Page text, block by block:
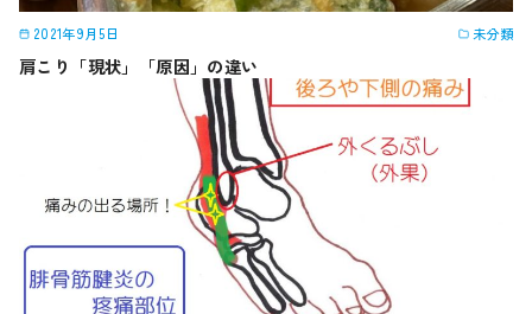
2021年9月5日 未分類
肩こり「現状」「原因」の違い